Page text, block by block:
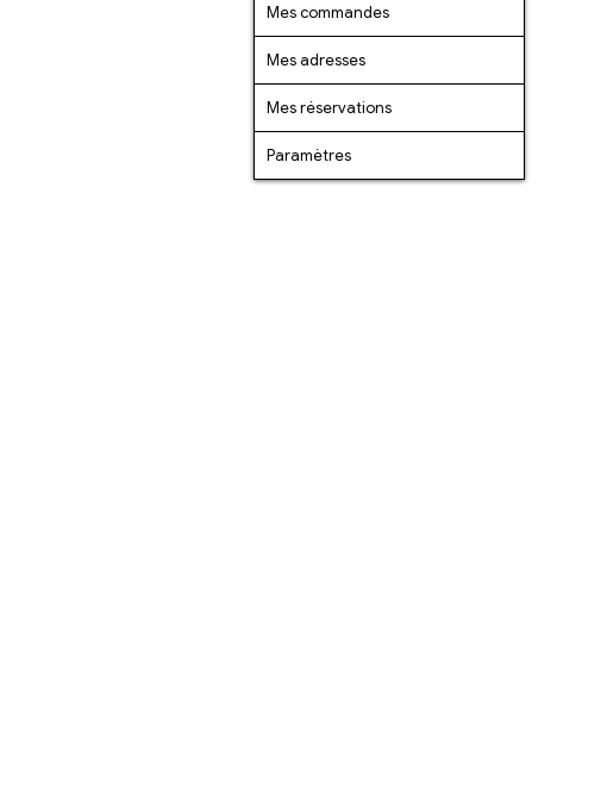
Mes commandes
Mes adresses
Mes réservations
Paramètres